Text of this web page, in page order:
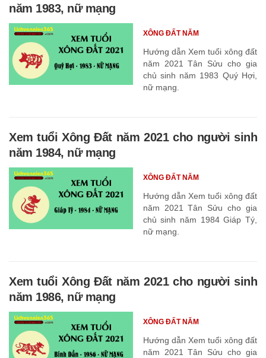
năm 1983, nữ mạng
Hướng dẫn Xem tuổi xông đất
năm 2021 Tân Sửu cho gia
chủ sinh năm 1983 Quý Hợi,
nữ mạng.
XÔNG ĐẤT NĂM
Xem tuổi Xông Đất năm 2021 cho người sinh
năm 1984, nữ mạng
Hướng dẫn Xem tuổi xông đất
năm 2021 Tân Sửu cho gia
chủ sinh năm 1984 Giáp Tý,
nữ mạng.
XÔNG ĐẤT NĂM
Xem tuổi Xông Đất năm 2021 cho người sinh
năm 1986, nữ mạng
Hướng dẫn Xem tuổi xông đất
năm 2021 Tân Sửu cho gia
XÔNG ĐẤT NĂM